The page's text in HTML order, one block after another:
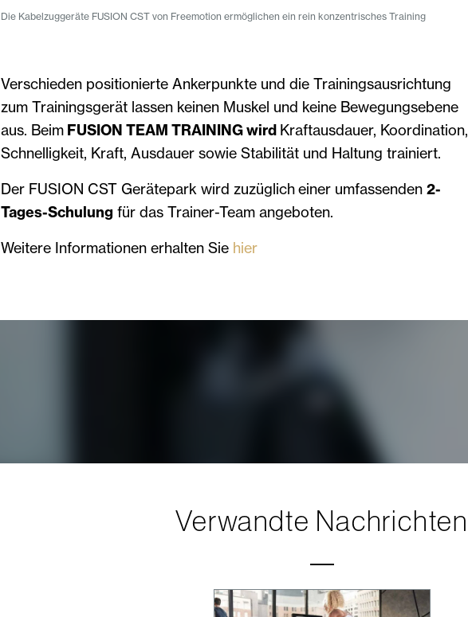
Die Kabelzuggeräte FUSION CST von Freemotion ermöglichen ein rein konzentrisches Training
Verschieden positionierte Ankerpunkte und die Trainingsausrichtung
zum Trainingsgerät lassen keinen Muskel und keine Bewegungsebene
aus. Beim FUSION TEAM TRAINING wird Kraftausdauer, Koordination,
Schnelligkeit, Kraft, Ausdauer sowie Stabilität und Haltung trainiert.
Der FUSION CST Gerätepark wird zuzüglich einer umfassenden 2-
Tages-Schulung für das Trainer-Team angeboten.
Weitere Informationen erhalten Sie hier
Verwandte Nachrichten